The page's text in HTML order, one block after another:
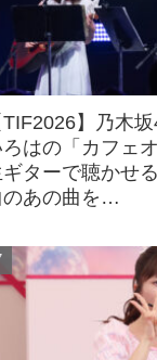
TIF2026】乃木
ろはの「カフェ
ターで聴かせ
のあの曲を…